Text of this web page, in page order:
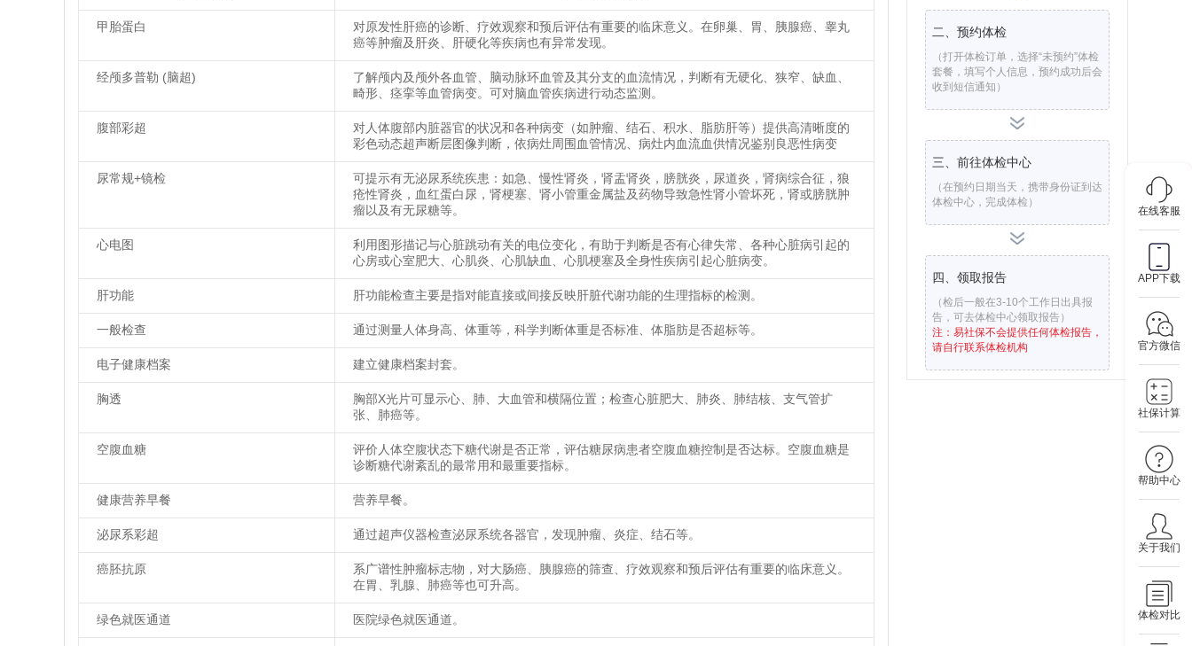
在线客服
APP下载
官方微信
社保计算
帮助中心
关于我们
体检对比
甲胎蛋白
对原发性肝癌的诊断、疗效观察和预后评估有重要的临床意义。在卵巢、胃、胰腺癌、睾丸
癌等肿瘤及肝炎、肝硬化等疾病也有异常发现。
经颅多普勒 (脑超)
了解颅内及颅外各血管、脑动脉环血管及其分支的血流情况，判断有无硬化、狭窄、缺血、
畸形、痉挛等血管病变。可对脑血管疾病进行动态监测。
腹部彩超
对人体腹部内脏器官的状况和各种病变（如肿瘤、结石、积水、脂肪肝等）提供高清晰度的
彩色动态超声断层图像判断，依病灶周围血管情况、病灶内血流血供情况鉴别良恶性病变
尿常规+镜检
可提示有无泌尿系统疾患：如急、慢性肾炎，肾盂肾炎，膀胱炎，尿道炎，肾病综合征，狼
疮性肾炎，血红蛋白尿，肾梗塞、肾小管重金属盐及药物导致急性肾小管坏死，肾或膀胱肿
瘤以及有无尿糖等。
心电图
利用图形描记与心脏跳动有关的电位变化，有助于判断是否有心律失常、各种心脏病引起的
心房或心室肥大、心肌炎、心肌缺血、心肌梗塞及全身性疾病引起心脏病变。
肝功能 肝功能检查主要是指对能直接或间接反映肝脏代谢功能的生理指标的检测。
一般检查 通过测量人体身高、体重等，科学判断体重是否标准、体脂肪是否超标等。
电子健康档案 建立健康档案封套。
胸透
胸部X光片可显示心、肺、大血管和横隔位置；检查心脏肥大、肺炎、肺结核、支气管扩
张、肺癌等。
空腹血糖
评价人体空腹状态下糖代谢是否正常，评估糖尿病患者空腹血糖控制是否达标。空腹血糖是
诊断糖代谢紊乱的最常用和最重要指标。
健康营养早餐 营养早餐。
泌尿系彩超 通过超声仪器检查泌尿系统各器官，发现肿瘤、炎症、结石等。
癌胚抗原
系广谱性肿瘤标志物，对大肠癌、胰腺癌的筛查、疗效观察和预后评估有重要的临床意义。
在胃、乳腺、肺癌等也可升高。
绿色就医通道 医院绿色就医通道。
二、预约体检
（打开体检订单，选择“未预约”体检
套餐，填写个人信息，预约成功后会
收到短信通知）
三、前往体检中心
（在预约日期当天，携带身份证到达
体检中心，完成体检）
四、领取报告
（检后一般在3-10个工作日出具报
告，可去体检中心领取报告）
注：易社保不会提供任何体检报告，
请自行联系体检机构